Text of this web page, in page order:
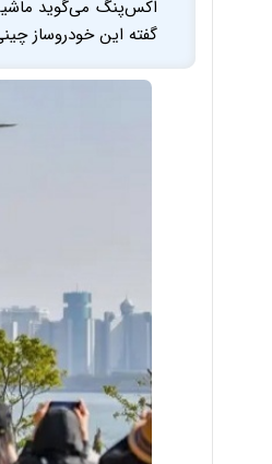
گفته این خودروساز